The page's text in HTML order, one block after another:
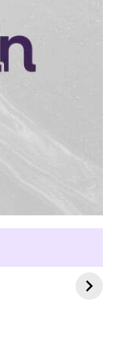
com